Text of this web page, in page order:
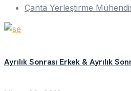
Çanta Yerleştirme
Ayrılık Sonrası Erkek & Ayrılık